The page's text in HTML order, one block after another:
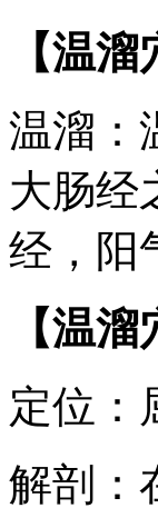
【温溜
温溜：
大肠经
经，阳
【温
定位：
解剖：